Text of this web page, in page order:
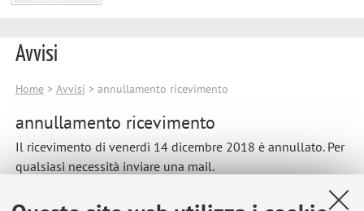
Avvisi
Home> Avvisi > annullamento ricevimento
annullamento ricevimento
Il ricevimento di venerdì 14 dicembre 2018 è annullato. Per
qualsiasi necessità inviare una mail.